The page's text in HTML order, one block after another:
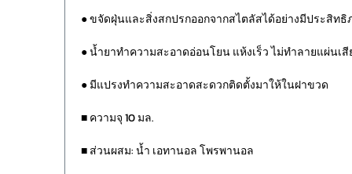
● ขจัดฝุ่นและสิ่งสกปรกออกจากสไตลัสได้อย่างมีประสิทธิ
● น้ำยาทำความสะอาดอ่อนโยน แห้งเร็ว ไม่ทำลายแผ่นเสี
● มีแปรงทำความสะอาดสะดวกติดตั้งมาให้ในฝาขวด
■ ความจุ 10 มล.
■ ส่วนผสม: น้ำ เอทานอล โพรพานอล